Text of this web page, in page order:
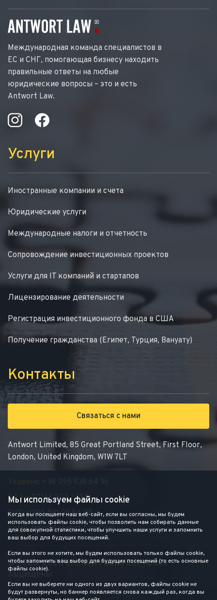
Международная команда специалистов в
ЕС и СНГ, помогающая бизнесу находить
правильные ответы на любые
юридические вопросы – это и есть
Antwort Law.
Услуги
Иностранные компании и счета
Юридические услуги
Международные налоги и отчетность
Сопровождение инвестиционных проектов
Услуги для IT компаний и стартапов
Лицензирование деятельности
Регистрация инвестиционного фонда в США
Получение гражданства (Египет, Турция, Вануату)
Контакты
Связаться с нами
Antwort Limited, 85 Great Portland Street, First Floor,
London, United Kingdom, W1W 7LT
ОАЭ:+97158 950 7355
СНГ: +995 591 98 94 08
Email:Info@antwort-Law.com
© 2020–2026 «Antwort Law» Все права
защищены
Мы используем файлы cookie
Когда вы посещаете наш веб-сайт, если вы согласны, мы будем
использовать файлы cookie, чтобы позволить нам собирать данные
для совокупной статистики, чтобы улучшить наши услуги и запомнить
ваш выбор для будущих посещений.
Если вы этого не хотите, мы будем использовать только файлы cookie,
чтобы запомнить ваш выбор для будущих посещений (то есть основные
файлы cookie).
Если вы не выберете ни одного из двух вариантов, файлы cookie не
будут развернуты, но баннер появляется снова каждый раз, когда вы